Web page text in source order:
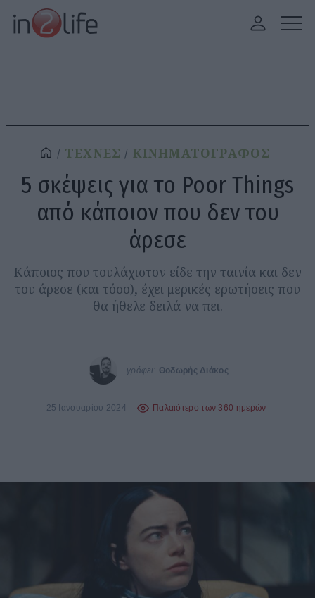
ΤΕΧΝΕΣ ΚΙΝΗΜΑΤΟΓΡΑΦΟΣ
5 σκέψεις για το Poor Things
από κάποιον που δεν του
άρεσε
Κάποιος που τουλάχιστον είδε την ταινία και δεν
του άρεσε (και τόσο), έχει μερικές ερωτήσεις που
θα ήθελε δειλά να πει.
γράφει: Θοδωρής Διάκος
25 Ιανουαρίου 2024 Παλαιότερο των 360 ημερών